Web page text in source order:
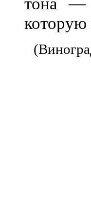
которую